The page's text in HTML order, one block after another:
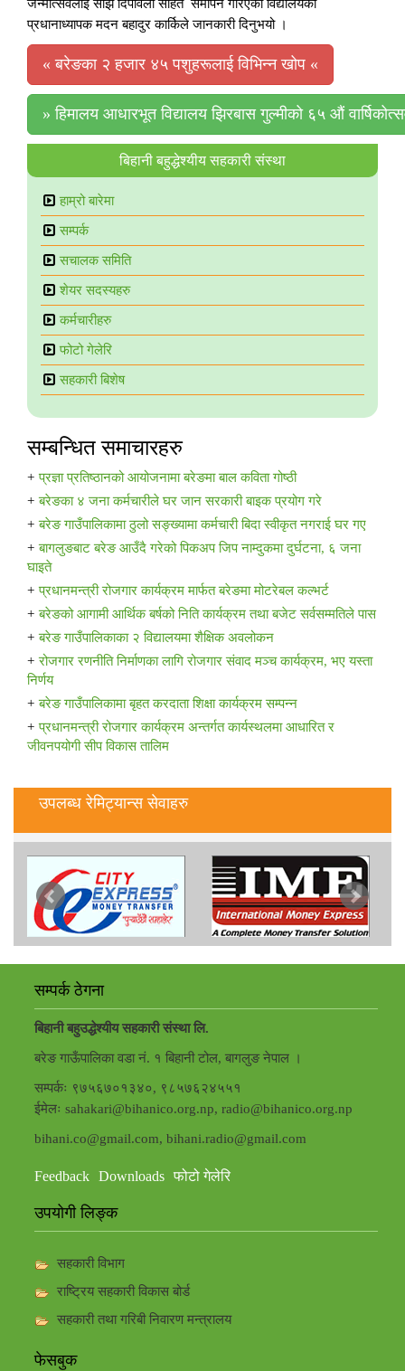
जन्मोत्सवलाई साँझ दिपावली सहित समापन गरिएको विद्यालयका
प्रधानाध्यापक मदन बहादुर कार्किले जानकारी दिनुभयो ।
«बरेङका २ हजार ४५ पशुहरूलाई विभिन्न खोप «
»हिमालय आधारभूत विद्यालय झिरबास गुल्मीको ६५ औं
बिहानी बहुद्धेश्यीय सहकारी संस्था
हाम्रो बारेमा
सम्पर्क​
स‌‌चालक समिति
शेयर सदस्यहरु
कर्मचारीहरु
फोटो गेलेरि
सहकारी बिशेष
सम्बन्धित समाचारहरु
प्रज्ञा प्रतिष्ठानको आयोजनामा बरेङमा बाल कविता गोष्ठी
बरेङका ४ जना कर्मचारीले घर जान सरकारी बाइक प्रयोग गरे
बरेङ गाउँपालिकामा ठुलो सङ्ख्यामा कर्मचारी बिदा स्वीकृत नगराई घर गए
बागलुङबाट बरेङ आउँदै गरेको पिकअप जिप नाम्दुकमा दुर्घटना, ६ जना
घाइते
प्रधानमन्त्री रोजगार कार्यक्रम मार्फत बरेङमा मोटरेबल कल्भर्ट
बरेङको आगामी आर्थिक बर्षको निति कार्यक्रम तथा बजेट सर्वसम्मतिले पास
बरेङ गाउँपालिकाका २ विद्यालयमा शैक्षिक अवलोकन
रोजगार रणनीति निर्माणका लागि रोजगार संवाद मञ्च कार्यक्रम, भए यस्ता
निर्णय
बरेङ गाउँपालिकामा बृहत करदाता शिक्षा कार्यक्रम सम्पन्न
प्रधानमन्त्री रोजगार कार्यक्रम अन्तर्गत कार्यस्थलमा आधारित र
जीवनपयोगी सीप विकास तालिम
उपलब्ध रेमिट्यान्स सेवाहरु
सम्पर्क ठेगना
बिहानी बहुउद्धेश्यीय सहकारी संस्था लि.
बरेङ गाऊँपालिका वडा नं. १ बिहानी टोल, बागलुङ नेपाल ।
सम्पर्कः ९७५६७०१३४०, ९८५७६२४५५१
ईमेलः sahakari@bihanico.org.np, radio@bihanico.org.np
bihani.co@gmail.com, bihani.radio@gmail.com
Feedback Downloads फोटो गेलेरि
उपयोगी लिङ्क
सहकारी विभाग
राष्ट्रिय सहकारी विकास बोर्ड
सहकारी तथा गरिबी निवारण मन्त्रालय
फेसबुक